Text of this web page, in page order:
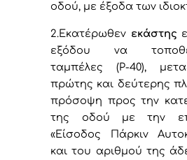
οδού, με έξοδα των
2.Εκατέρωθεν εκάστης
εξόδου να
ταμπέλες (Ρ-40),
πρώτης και δεύτερης
πρόσοψη προς την
της οδού με την
«Είσοδος Πάρκιν
και του αριθμού της